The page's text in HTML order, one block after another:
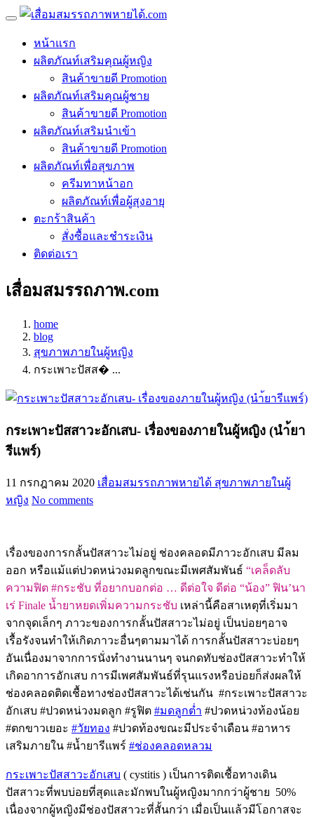
หน้าแรก
ผลิตภัณท์เสริมคุณผู้หญิง
สินค้าขายดี Promotion
ผลิตภัณท์เสริมคุณผู้ชาย
สินค้าขายดี Promotion
ผลิตภัณท์เสริมนำเข้า
สินค้าขายดี Promotion
ผลิตภัณท์เพื่อสุขภาพ
ครีมทาหน้าอก
ผลิตภัณท์เพื่อผู้สุงอายุ
ตะกร้าสินค้า
สั่งซื้อและชำระเงิน
ติดต่อเรา
เสื่อมสมรรถภาพ.com
home
blog
สุขภาพภายในผู้หญิง
กระเพาะปัสส� ...
กระเพาะปัสสาวะอักเสบ- เรื่องของภายในผู้หญิง (นำ้ยา
รีแพร์)
11 กรกฎาคม 2020 เสื่อมสมรรถภาพหายได้ สุขภาพภายในผู้
หญิง No comments
เรื่องของการกลั้นปัสสาวะไม่อยู่ ช่องคลอดมีภาวะอักเสบ มีลม
ออก หรือแม้แต่ปวดหน่วงมดลูกขณะมีเพศสัมพันธ์ “เคล็ดลับ
ความฟิต #กระชับ ที่อยากบอกต่อ … ดีต่อใจ ดีต่อ “น้อง” ฟิน’นา
เร่ Finale น้ำยาหยดเพิ่มความกระชับ เหล่านี้คือสาเหตุที่เริ่มมา
จากจุดเล็กๆ ภาวะของการกลั้นปัสสาวะไม่อยู่ เป็นบ่อยๆอาจ
เรื้อรังจนทำให้เกิดภาวะอื่นๆตามมาได้ การกลั้นปัสสาวะบ่อยๆ
อันเนื่องมาจากการนั่งทำงานนานๆ จนกดทับช่องปัสสาวะทำให้
เกิดอาการอักเสบ การมีเพศสัมพันธ์ที่รุนแรงหรือบ่อยก็ส่งผลให้
ช่องคลอดติดเชื้อทางช่องปัสสาวะได้เช่นกัน #กระเพาะปัสสาวะ
อักเสบ #ปวดหน่วงมดลูก #รูฟิต #มดลูกต่ำ #ปวดหน่วงท้องน้อย
#ตกขาวเยอะ #วัยทอง #ปวดท้องขณะมีประจำเดือน #อาหาร
เสริมภายใน #น้ำยารีแพร์ #ช่องคลอดหลวม
กระเพาะปัสสาวะอักเสบ ( cystitis ) เป็นการติดเชื้อทางเดิน
ปัสสาวะที่พบบ่อยที่สุดและมักพบในผู้หญิงมากกว่าผู้ชาย 50%
เนื่องจากผู้หญิงมีช่องปัสสาวะที่สั้นกว่า เมื่อเป็นแล้วมีโอกาสจะ